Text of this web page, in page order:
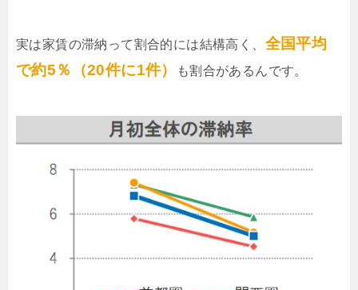
実は家賃の滞納って割合的には結構高く、 全国平均
で約5％（20件に1件）
も割合があるんです。